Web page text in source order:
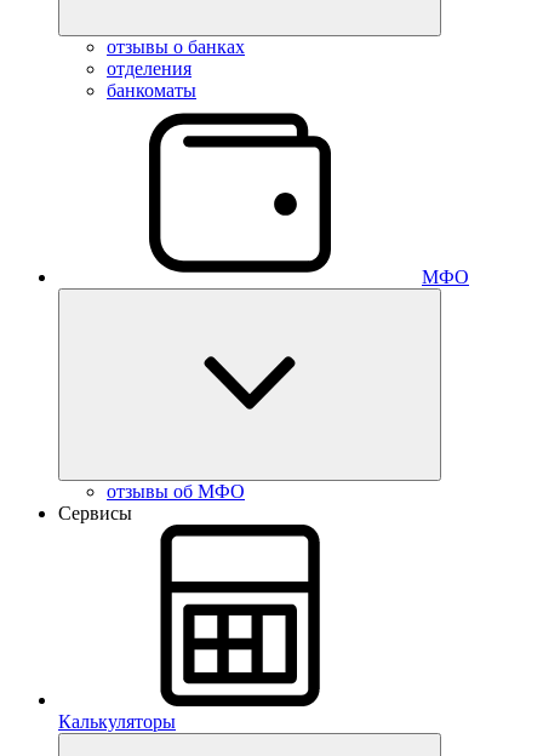
отзывы о банках
отделения
банкоматы
МФО
отзывы об МФО
Сервисы
Калькуляторы